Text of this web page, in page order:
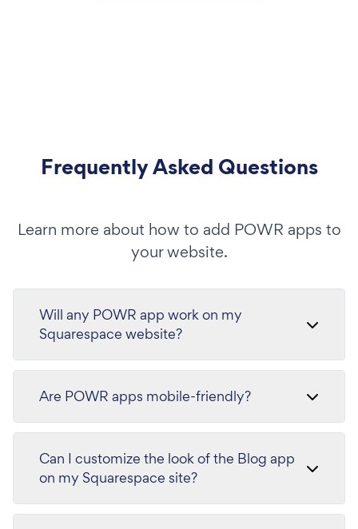
Frequently Asked Questions
Learn more about how to add POWR apps to
your website.
Will any POWR app work on my
Squarespace website?
Are POWR apps mobile-friendly?
Can I customize the look of the Blog app
on my Squarespace site?